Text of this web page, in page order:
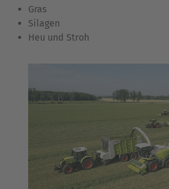
Gras
Silagen
Heu und Stroh